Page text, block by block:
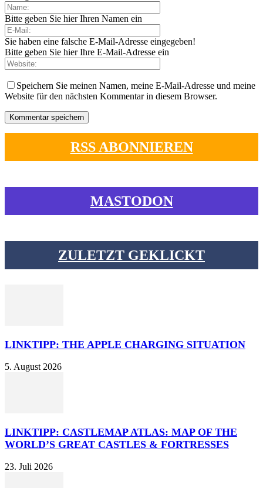
Bitte geben Sie hier Ihren Namen ein
Sie haben eine falsche E-Mail-Adresse eingegeben!
Bitte geben Sie hier Ihre E-Mail-Adresse ein
Speichern Sie meinen Namen, meine E-Mail-Adresse und meine
Website für den nächsten Kommentar in diesem Browser.
RSS ABONNIEREN
MASTODON
ZULETZT GEKLICKT
LINKTIPP: THE APPLE CHARGING SITUATION
5. August 2026
LINKTIPP: CASTLEMAP ATLAS: MAP OF THE
WORLD’S GREAT CASTLES & FORTRESSES
23. Juli 2026